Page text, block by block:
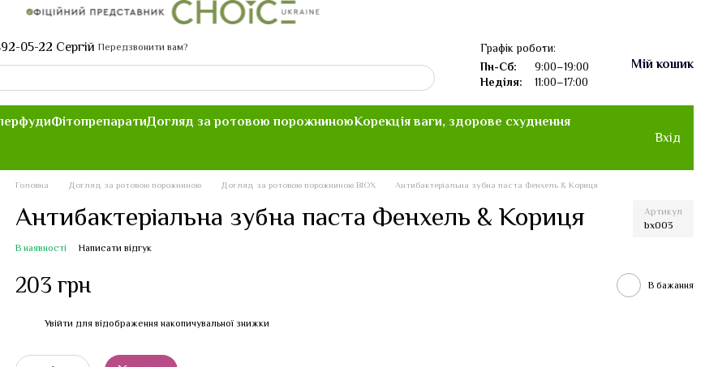
05-22 Сергій Передзвонити вам?
Графік роботи:
Пн-Сб:
9:00–19:00
Неділя:
11:00–17:00
Мій кошик
ФітопрепаратиДогляд за ротовою порожниноюКорекція ваги, здорове схуднення
Вхід
Головна Догляд за ротовою порожниною Догляд за ротовою порожниною BIOX Антибактеріальна зубна паста Фенхель & Кориця
Антибактеріальна зубна паста Фенхель & Кориця Артикул
bx003
В наявності Написати відгук
203 грн В бажання
Увійти для відображення накопичувальної знижки